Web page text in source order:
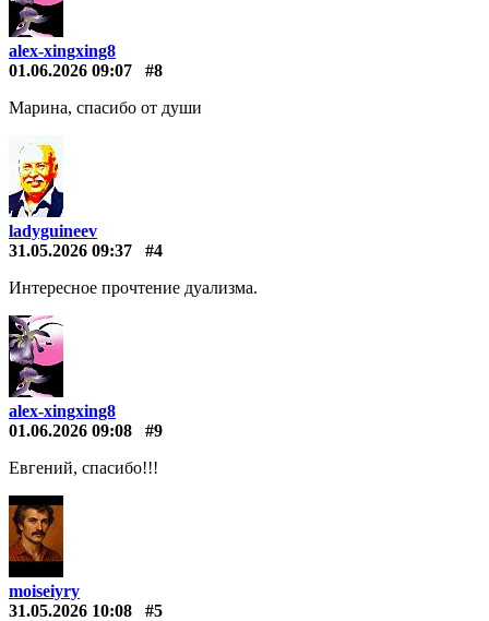
alex-xingxing8
01.06.2026 09:07
#8
Марина, спасибо от души
ladyguineev
31.05.2026 09:37
#4
Интересное прочтение дуализма.
alex-xingxing8
01.06.2026 09:08
#9
Евгений, спасибо!!!
moiseiyry
31.05.2026 10:08
#5